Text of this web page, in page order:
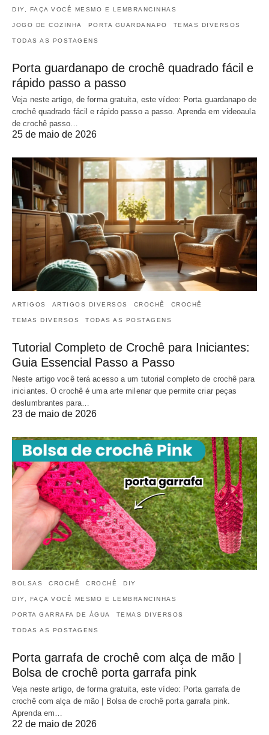
DIY, FAÇA VOCÊ MESMO E LEMBRANCINHAS
JOGO DE COZINHA PORTA GUARDANAPO TEMAS DIVERSOS
TODAS AS POSTAGENS
Porta guardanapo de crochê quadrado fácil e
rápido passo a passo
Veja neste artigo, de forma gratuita, este vídeo: Porta guardanapo de
crochê quadrado fácil e rápido passo a passo. Aprenda em videoaula
de crochê passo…
25 de maio de 2026
ARTIGOS ARTIGOS DIVERSOS CROCHÊ CROCHÊ
TEMAS DIVERSOS TODAS AS POSTAGENS
Tutorial Completo de Crochê para Iniciantes:
Guia Essencial Passo a Passo
Neste artigo você terá acesso a um tutorial completo de crochê para
iniciantes. O crochê é uma arte milenar que permite criar peças
deslumbrantes para…
23 de maio de 2026
BOLSAS CROCHÊ CROCHÊ DIY
DIY, FAÇA VOCÊ MESMO E LEMBRANCINHAS
PORTA GARRAFA DE ÁGUA TEMAS DIVERSOS
TODAS AS POSTAGENS
Porta garrafa de crochê com alça de mão |
Bolsa de crochê porta garrafa pink
Veja neste artigo, de forma gratuita, este vídeo: Porta garrafa de
crochê com alça de mão | Bolsa de crochê porta garrafa pink.
Aprenda em…
22 de maio de 2026